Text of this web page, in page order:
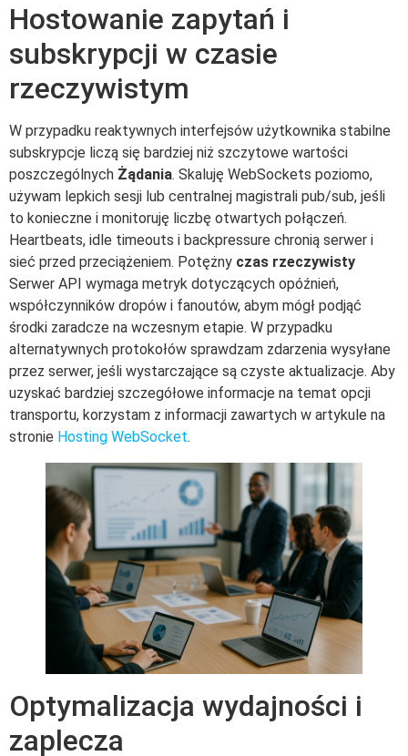
Hostowanie zapytań i
subskrypcji w czasie
rzeczywistym
W przypadku reaktywnych interfejsów użytkownika stabilne
subskrypcje liczą się bardziej niż szczytowe wartości
poszczególnych Żądania. Skaluję WebSockets poziomo,
używam lepkich sesji lub centralnej magistrali pub/sub, jeśli
to konieczne i monitoruję liczbę otwartych połączeń.
Heartbeats, idle timeouts i backpressure chronią serwer i
sieć przed przeciążeniem. Potężny czas rzeczywisty
Serwer API wymaga metryk dotyczących opóźnień,
współczynników dropów i fanoutów, abym mógł podjąć
środki zaradcze na wczesnym etapie. W przypadku
alternatywnych protokołów sprawdzam zdarzenia wysyłane
przez serwer, jeśli wystarczające są czyste aktualizacje. Aby
uzyskać bardziej szczegółowe informacje na temat opcji
transportu, korzystam z informacji zawartych w artykule na
stronie Hosting WebSocket.
Optymalizacja wydajności i
zaplecza